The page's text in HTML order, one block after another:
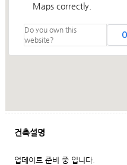
Maps correctly.
Do you own this
website?
건축설명
업데이트 준비 중 입니다.